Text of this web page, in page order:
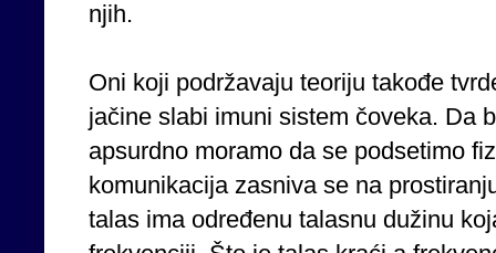
njih.
Oni koji podržavaju teoriju takođe
jačine slabi imuni sistem čoveka. Da
apsurdno moramo da se podsetimo
komunikacija zasniva se na
talas ima određenu talasnu dužinu